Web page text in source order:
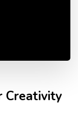
Creativity